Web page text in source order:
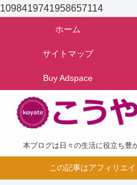
1098419741958657114
本ブログは日々の生活に役立ち豊
ホーム
サイトマップ
Buy Adspace
この記事はアフィリエ